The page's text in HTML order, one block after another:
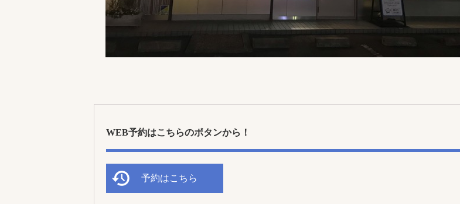
WEB予約はこちらのボタンから！
予約はこちら